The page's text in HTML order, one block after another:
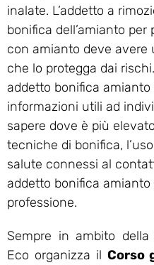
inalate. L’addetto a
bonifica dell’amianto
con amianto deve avere
che lo protegga dai
addetto bonifica
informazioni utili ad
sapere dove è più
tecniche di bonifica,
salute connessi al
addetto bonifica
professione.
Sempre in ambito
Eco organizza il Corso